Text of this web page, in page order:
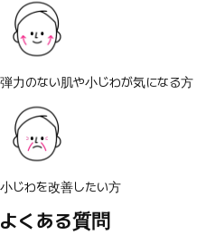
弾力のない肌や小じわが気になる方
小じわを改善したい方
よくある質問